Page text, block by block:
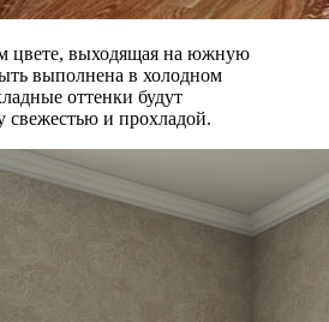
цвете, выходящая на южную
выполнена в холодном
оттенки будут
свежестью и прохладой.